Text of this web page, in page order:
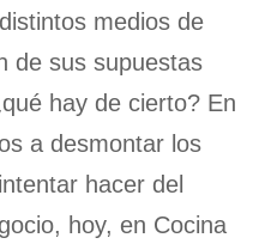
medios de
de sus supuestas
hay de cierto? En
a desmontar los
hacer del
hoy, en Cocina